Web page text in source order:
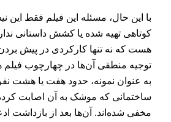
با این حال، مسئله این فیلم فقط
کوتاهی تهیه شده یا کشش داستانی
هست که نه تنها کارکردی در پیش‌ بردن
توجیه منطقی آن‌ها در چهارچوب
به عنوان نمونه، حدود هفت یا هشت نفر
ساختمانی که موشک به آن اصابت
مخفی شده‌اند. آن‌ها بعد از بازداشت